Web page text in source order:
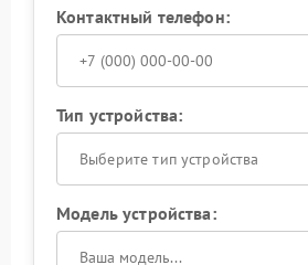
Контактный телефон:
Тип устройства:
Выберите тип устройства
Модель устройства: